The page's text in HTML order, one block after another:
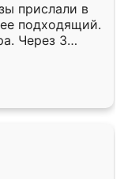
прислали в
подходящий.
Через 3
Остались